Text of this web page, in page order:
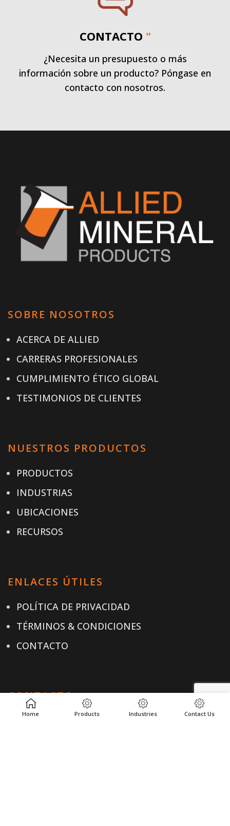
CONTACTO "
¿Necesita un presupuesto o más
información sobre un producto? Póngase en
contacto con nosotros.
SOBRE NOSOTROS
ACERCA DE ALLIED
CARRERAS PROFESIONALES
CUMPLIMIENTO ÉTICO GLOBAL
TESTIMONIOS DE CLIENTES
NUESTROS PRODUCTOS
PRODUCTOS
INDUSTRIAS
UBICACIONES
RECURSOS
ENLACES ÚTILES
POLÍTICA DE PRIVACIDAD
TÉRMINOS & CONDICIONES
CONTACTO
CONTACTO
Home Products Industries Contact Us